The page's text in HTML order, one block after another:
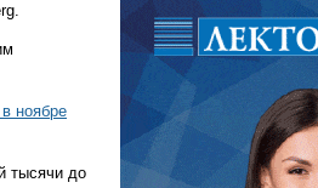
ноябре
тысячи до